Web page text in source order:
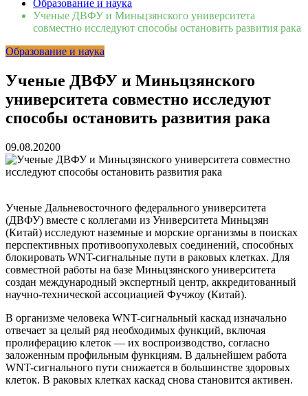
Сломалась бытовая техника во Владивостоке: как
быстро вернуть комфорт в дом и из...06.08.2026
Мобильная реклама на общественном транспорте: как
Во Владивостоке найдут хозяев незаконных сбросов в
Зарядка с полицейскими, бои кудо и семафорная азбука:
во Владивостоке прошла мас...07.07.2026
Вельгодский Олег Николаевич15.03.2026
Бочин Сергей Витальевич
15.03.2026
Ходнева Василиса Валентиновна15.03.2026
Аксенов Александр Валентинович
Русинов Денис Александрович15.03.2026
Образование и наука
Ученые ДВФУ и Миньцзянского университета
совместно исследуют способы остановить развития рака
Образование и наука
Ученые ДВФУ и Миньцзянского
университета совместно исследуют
способы остановить развития рака
09.08.20200
Ученые Дальневосточного федерального университета
(ДВФУ) вместе с коллегами из Университета Миньцзян
(Китай) исследуют наземные и морские организмы в поисках
перспективных противоопухолевых соединений, способных
блокировать WNT-сигнальные пути в раковых клетках. Для
совместной работы на базе Миньцзянского университета
создан международный экспертный центр, аккредитованный
научно-технической ассоциацией Фучжоу (Китай).
В организме человека WNT-сигнальный каскад изначально
отвечает за целый ряд необходимых функций, включая
пролиферацию клеток — их воспроизводство, согласно
заложенным профильным функциям. В дальнейшем работа
WNT-сигнального пути снижается в большинстве здоровых
клеток. В раковых клетках каскад снова становится активен.